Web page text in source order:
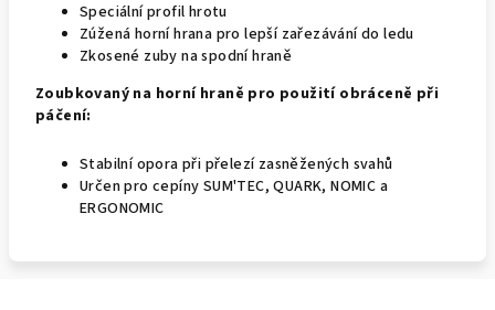
Speciální profil hrotu
Zúžená horní hrana pro lepší zařezávání do ledu
Zkosené zuby na spodní hraně
Zoubkovaný na horní hraně pro použití obráceně při
páčení:
Stabilní opora při přelezí zasněžených svahů
Určen pro cepíny SUM'TEC, QUARK, NOMIC a
ERGONOMIC